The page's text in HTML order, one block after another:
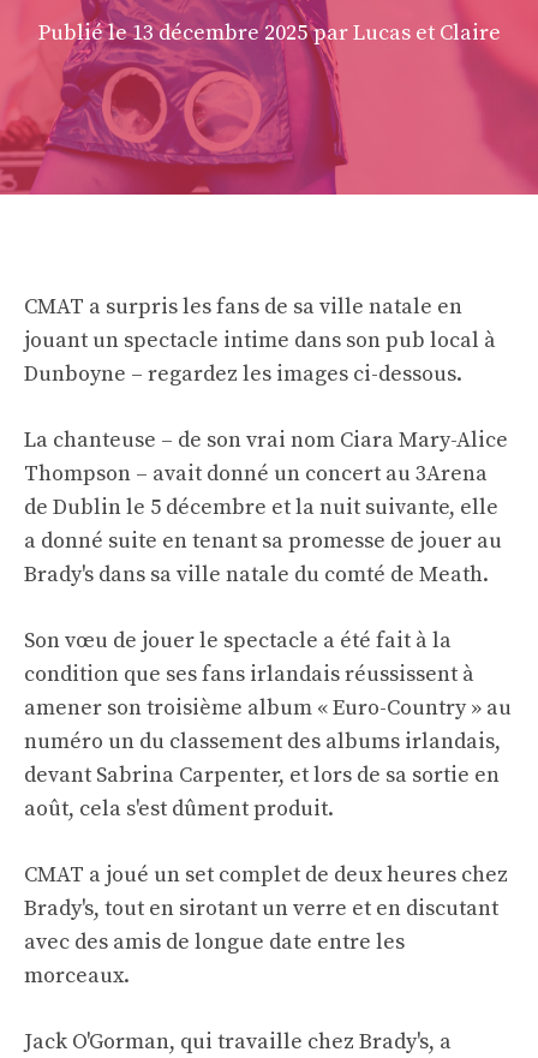
Publié le13 décembre 2025 par Lucas et Claire
CMAT a surpris les fans de sa ville natale en
jouant un spectacle intime dans son pub local à
Dunboyne – regardez les images ci-dessous.
La chanteuse – de son vrai nom Ciara Mary-Alice
Thompson – avait donné un concert au 3Arena
de Dublin le 5 décembre et la nuit suivante, elle
a donné suite en tenant sa promesse de jouer au
Brady's dans sa ville natale du comté de Meath.
Son vœu de jouer le spectacle a été fait à la
condition que ses fans irlandais réussissent à
amener son troisième album « Euro-Country » au
numéro un du classement des albums irlandais,
devant Sabrina Carpenter, et lors de sa sortie en
août, cela s'est dûment produit.
CMAT a joué un set complet de deux heures chez
Brady's, tout en sirotant un verre et en discutant
avec des amis de longue date entre les
morceaux.
Jack O'Gorman, qui travaille chez Brady's, a